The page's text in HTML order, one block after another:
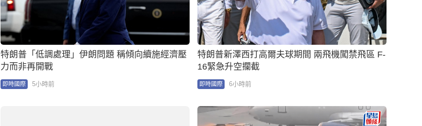
特朗普「低調處理」伊朗問題 稱傾向續施經濟壓
力而非再開戰
即時國際 5小時前
特朗普新澤西打高爾夫球期間 兩飛機闖禁飛區 F-
16緊急升空攔截
即時國際 6小時前